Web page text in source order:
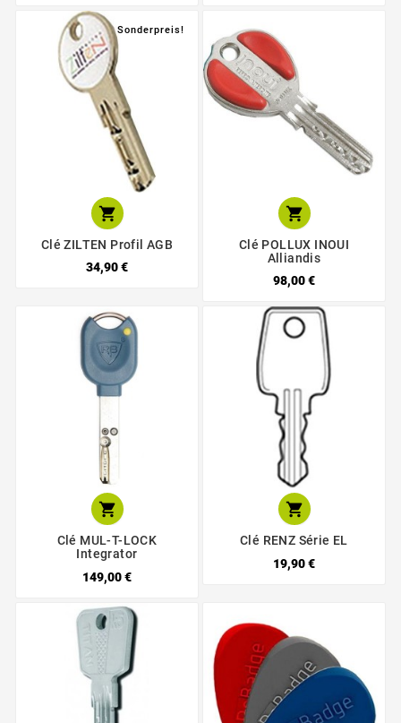
Sonderpreis!

Clé ZILTEN Profil AGB
34,90 €

Clé POLLUX INOUI
Alliandis
98,00 €

Clé MUL-T-LOCK
Integrator
149,00 €

Clé RENZ Série EL
19,90 €